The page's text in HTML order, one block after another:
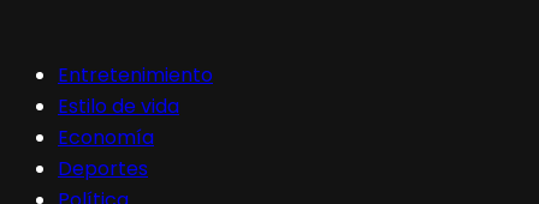
Entretenimiento
Estilo de vida
Economía
Deportes